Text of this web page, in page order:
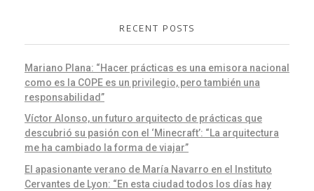
RECENT POSTS
Mariano Plana: “Hacer prácticas es una emisora nacional
como es la COPE es un privilegio, pero también una
responsabilidad”
Víctor Alonso, un futuro arquitecto de prácticas que
descubrió su pasión con el ‘Minecraft’: “La arquitectura
me ha cambiado la forma de viajar”
El apasionante verano de María Navarro en el Instituto
Cervantes de Lyon: “En esta ciudad todos los días hay